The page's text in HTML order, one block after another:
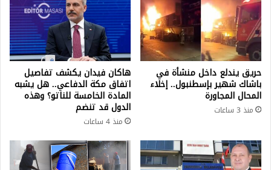
حريق يندلع داخل منشأة في
باشاك شهير بإسطنبول.. إخلاء
المحال المجاورة
منذ 3 ساعات
هاكان فيدان يكشف تفاصيل
اتفاق مكة الدفاعي.. هل يشبه
المادة الخامسة للناتو؟ وهذه
الدول قد تنضم
منذ 4 ساعات